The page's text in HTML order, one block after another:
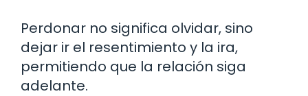
Perdonar no significa olvidar, sino
dejar ir el resentimiento y la ira,
permitiendo que la relación siga
adelante.